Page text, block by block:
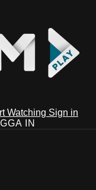
Watching Sign in